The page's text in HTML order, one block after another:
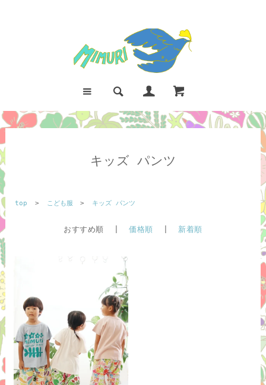
キッズ パンツ
top > こども服 > キッズ パンツ
おすすめ順 |価格順 新着順